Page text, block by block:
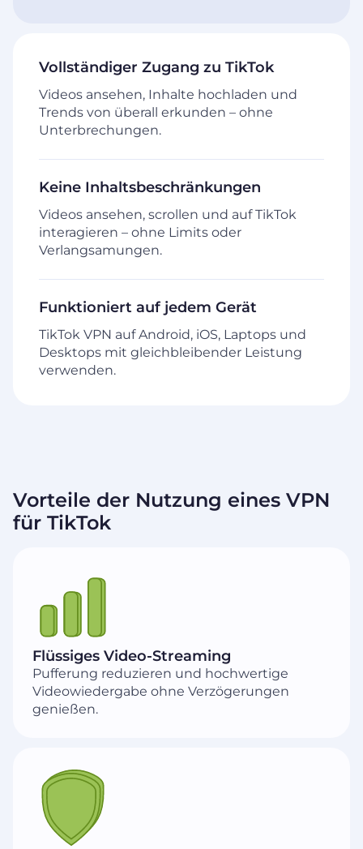
Vollständiger Zugang zu TikTok
Videos ansehen, Inhalte hochladen und
Trends von überall erkunden – ohne
Unterbrechungen.
Keine Inhaltsbeschränkungen
Videos ansehen, scrollen und auf TikTok
interagieren – ohne Limits oder
Verlangsamungen.
Funktioniert auf jedem Gerät
TikTok VPN auf Android, iOS, Laptops und
Desktops mit gleichbleibender Leistung
verwenden.
Vorteile der Nutzung eines VPN
für TikTok
Flüssiges Video-Streaming
Pufferung reduzieren und hochwertige
Videowiedergabe ohne Verzögerungen
genießen.